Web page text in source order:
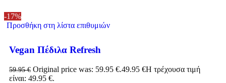
-17%
Προσθήκη στη λίστα επιθυμιών
Vegan Πέδιλα Refresh
59.95€ Original price was: 59.95 €.49.95 €Η τρέχουσα τιμή
είναι: 49.95 €.